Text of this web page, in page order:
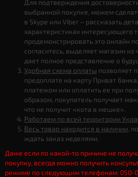
Для подтверждения
выбранной покупке, можем
в Skype или Viber – рассказать
характеристиках интересующего
продемонстрировать это онлайн
согласитесь, выделяет магазин
дает полное представление о
Удобная схема оплаты позволяет
предоплате на карту Приват
платежом или оплатить ее при
образом, покупатель получает
что не получит «кота в мешке».
Работаем по всей территории
Весь товар находится в наличии,
ждать заказ неделями.
Даже если по какой-то причине не
покупку, всегда можно получить
режиме по следующим телефонам: 050-